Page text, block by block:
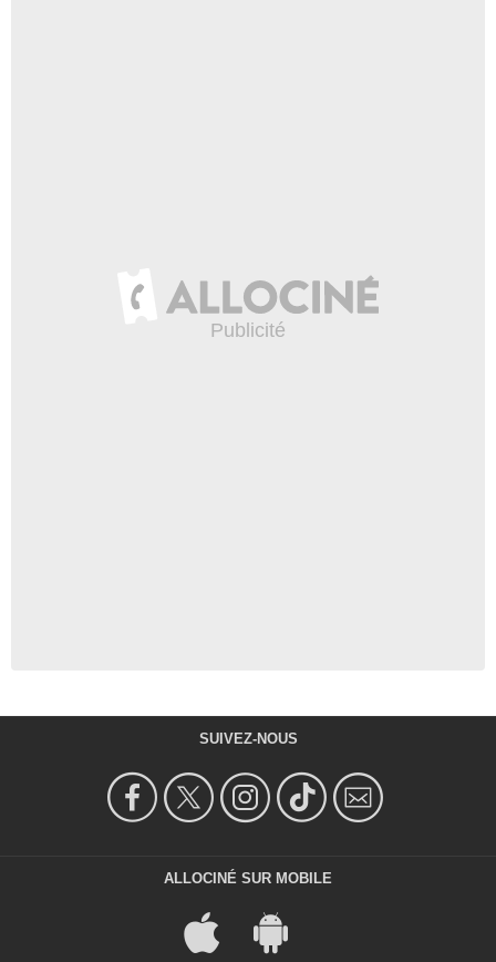
SUIVEZ-NOUS
ALLOCINÉ SUR MOBILE